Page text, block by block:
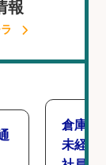
報
倉庫で
未経験